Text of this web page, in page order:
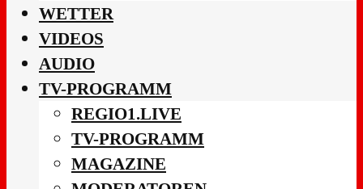
WETTER
VIDEOS
AUDIO
TV-PROGRAMM
REGIO1.LIVE
TV-PROGRAMM
MAGAZINE